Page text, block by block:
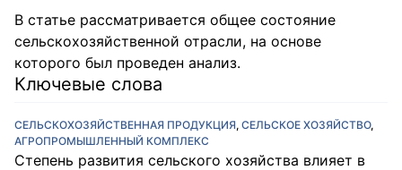
В статье рассматривается общее состояние
сельскохозяйственной отрасли, на основе
которого был проведен анализ.
Ключевые слова
СЕЛЬСКОХОЗЯЙСТВЕННАЯ ПРОДУКЦИЯ, СЕЛЬСКОЕ ХОЗЯЙСТВО,
АГРОПРОМЫШЛЕННЫЙ КОМПЛЕКС
Степень развития сельского хозяйства влияет в